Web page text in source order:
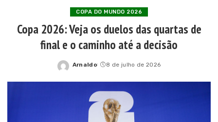
COPA DO MUNDO 2026
Copa 2026: Veja os duelos das quartas de
final e o caminho até a decisão
Posted
Arnaldo 8 de julho de 2026